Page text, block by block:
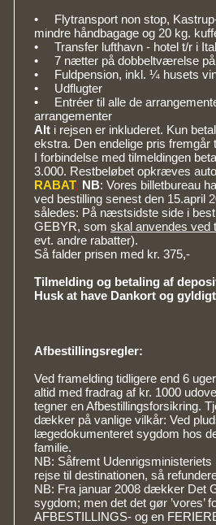
• Flytransport non stop,
mindre håndbagage og 20 kg.
• Transfer lufthavn - hotel t/r i
• 7 nætter på dobbeltværelse på
• Fuldpension, inkl. ¼ husets
• Udflugter
• Entréer til alle de
arrangementer
Alt i rejsen er inkluderet. Kun
ekstra. Den endelige pris fremgår
I forbindelse med tilmeldingen
3.000. Restbeløbet opkræves
RABAT; NB: Vores billetbureau
ved bestilling senest den 15.april
således: På næstsidste side i
GEBYR, som skal anvendes ved
evt. andre rabatter).
Så falder prisen med kr. 375,-
Tilmelding og betaling af
Husk at have Dankort og
Afbestillingsregler:
Ved framelding tidligere end 6
altid med fradrag af kr. 1000
tegner en Afbestillingsforsikring.
dækker på vanlige vilkår: Ved
lægedokumenteret sygdom hos
familie.
NB: Såfremt
rejse til destinationen, så
NB: Fra januar 2008 dækker Det
sygdom; men det det gør ’vores’
AFBESTILLINGS- og en